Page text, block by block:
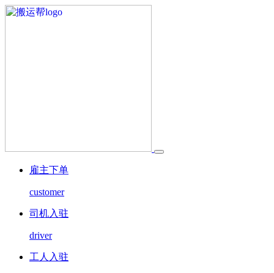
雇主下单
customer
司机入驻
driver
工人入驻